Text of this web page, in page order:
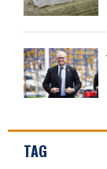
TAG